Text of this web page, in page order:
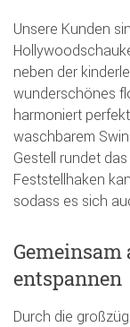
Unsere Kunden
neben der
wunderschönes
harmoniert
waschbarem
Gestell rundet
Feststellhaken
sodass es sich
Gemeinsam
entspannen
Durch die